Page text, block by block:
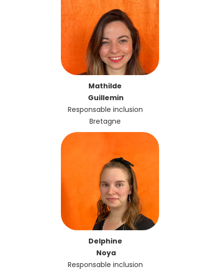
Mathilde
Guillemin
Responsable inclusion
Bretagne
Delphine
Noya
Responsable inclusion